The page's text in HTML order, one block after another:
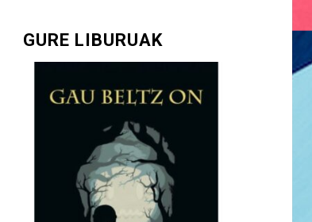
GURE LIBURUAK